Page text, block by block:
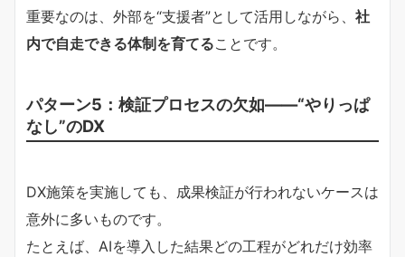
重要なのは、外部を“支援者”として活用しながら、 社
内で自走できる体制を育てることです。
パターン5：検証プロセスの欠如――“やりっぱ
なし”のDX
DX施策を実施しても、成果検証が行われないケースは
意外に多いものです。
たとえば、AIを導入した結果どの工程がどれだけ効率